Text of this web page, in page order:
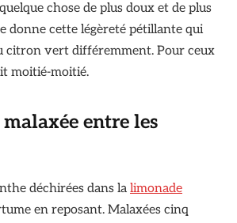
chose de plus doux et de plus
donne cette légèreté pétillante qui
citron vert différemment. Pour ceux
moitié-moitié.
entre les
déchirées dans la limonade
en reposant. Malaxées cinq